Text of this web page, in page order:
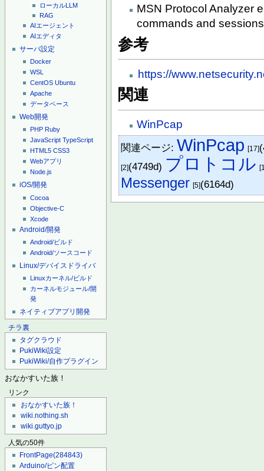
ローカルLLM
RAG
AIエージェント
AIエディタ
サーバ設定
Docker
WSL
CentOS Ubuntu
Apache
データベース
Web開発
PHP Ruby
JavaScript TypeScript
HTML5 CSS3
Webアプリ
Node.js
iOS/開発
Cocoa
Objective-C
Xcode
Android/開発
Android/ビルド
Android/ソースコード
Linux/デバイスドライバ
Linuxカーネル/ビルド
カーネルモジュール/開
発
ネイティブアプリ開発
チラ裏
タグクラウド
PukiWiki設定
PukiWiki/自作プラグイン
おなかすいた族！
リンク
おなかすいた族！
wiki.nothing.sh
wiki.guttyo.jp
人気の50件
FrontPage(284843)
Arduino/ピン配置
MSN Protocol Analyzer
commands and
参考
https://
関連
WinPcap
関連ページ: WinPcap [17]
[2](4749d) プロトコル
Messenger [5](6164d)